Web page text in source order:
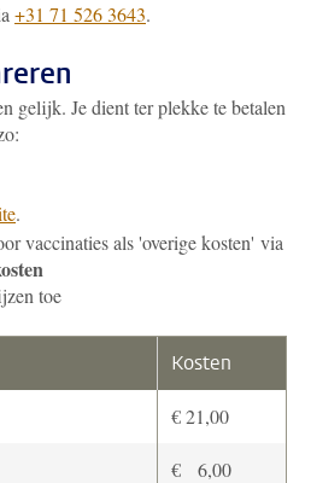
+31 71 526 3643.
gelijk. Je dient ter plekke te betalen
.
vaccinaties als 'overige kosten' via
toe
Kosten
€ 21,00
€ 6,00